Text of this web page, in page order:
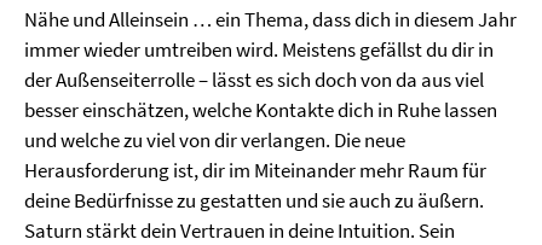
Nähe und Alleinsein … ein Thema, dass dich in diesem Jahr
immer wieder umtreiben wird. Meistens gefällst du dir in
der Außenseiterrolle – lässt es sich doch von da aus viel
besser einschätzen, welche Kontakte dich in Ruhe lassen
und welche zu viel von dir verlangen. Die neue
Herausforderung ist, dir im Miteinander mehr Raum für
deine Bedürfnisse zu gestatten und sie auch zu äußern.
Saturn stärkt dein Vertrauen in deine Intuition. Sein